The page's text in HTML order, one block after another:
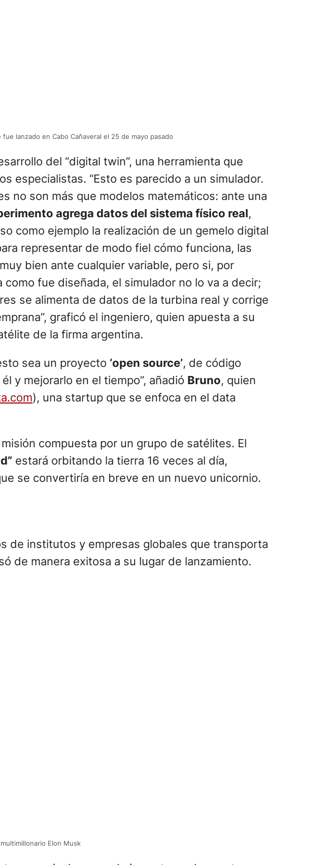
lanzado en Cabo Cañaveral el 25 de mayo pasado
del “digital twin”, una herramienta que
especialistas. “Esto es parecido a un simulador.
no son más que modelos matemáticos: ante una
agrega datos del sistema físico real,
como ejemplo la realización de un gemelo digital
representar de modo fiel cómo funciona, las
bien ante cualquier variable, pero si, por
fue diseñada, el simulador no lo va a decir;
se alimenta de datos de la turbina real y corrige
graficó el ingeniero, quien apuesta a su
de la firma argentina.
sea un proyecto ‘open source’, de código
y mejorarlo en el tiempo”, añadió Bruno, quien
), una startup que se enfoca en el data
compuesta por un grupo de satélites. El
estará orbitando la tierra 16 veces al día,
se convertiría en breve en un nuevo unicornio.
de institutos y empresas globales que transporta
de manera exitosa a su lugar de lanzamiento.
Elon Musk